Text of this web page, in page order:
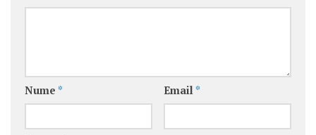
Nume * Email *